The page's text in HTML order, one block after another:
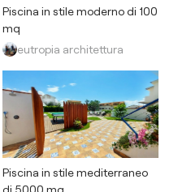
Piscina in stile moderno di 100
mq
eutropia architettura
Piscina in stile mediterraneo